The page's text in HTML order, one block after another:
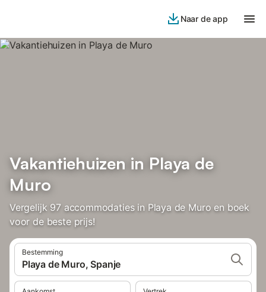
Naar de app
Vakantiehuizen in Playa de
Muro
Vergelijk 97 accommodaties in Playa de Muro en boek
voor de beste prijs!
Bestemming
Playa de Muro, Spanje